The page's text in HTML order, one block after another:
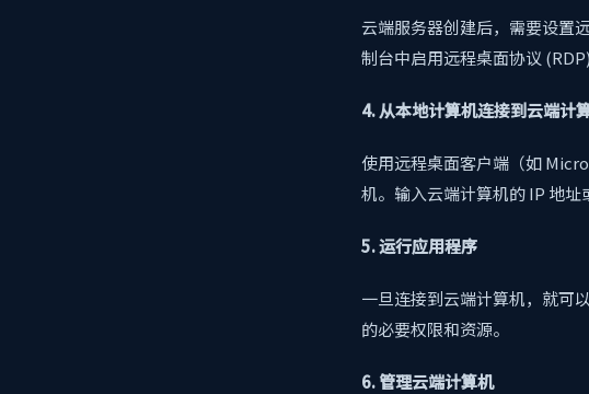
云端服务器创建后，需要设置
制台中启用远程桌面协议 (RDP)
4. 从本地计算机连接到云端计
使用远程桌面客户端（如
机。输入云端计算机的 IP 地址
5. 运行应用程序
一旦连接到云端计算机，就可
的必要权限和资源。
6. 管理云端计算机